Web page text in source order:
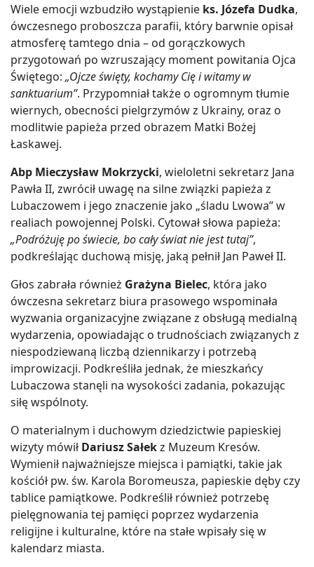
Wiele emocji wzbudziło wystąpienie ks. Józefa Dudka,
ówczesnego proboszcza parafii, który barwnie opisał
atmosferę tamtego dnia – od gorączkowych
przygotowań po wzruszający moment powitania Ojca
Świętego: „Ojcze święty, kochamy Cię i witamy w
sanktuarium”. Przypomniał także o ogromnym tłumie
wiernych, obecności pielgrzymów z Ukrainy, oraz o
modlitwie papieża przed obrazem Matki Bożej
Łaskawej.
Abp Mieczysław Mokrzycki, wieloletni sekretarz Jana
Pawła II, zwrócił uwagę na silne związki papieża z
Lubaczowem i jego znaczenie jako „śladu Lwowa” w
realiach powojennej Polski. Cytował słowa papieża:
„Podróżuję po świecie, bo cały świat nie jest tutaj”,
podkreślając duchową misję, jaką pełnił Jan Paweł II.
Głos zabrała również Grażyna Bielec, która jako
ówczesna sekretarz biura prasowego wspominała
wyzwania organizacyjne związane z obsługą medialną
wydarzenia, opowiadając o trudnościach związanych z
niespodziewaną liczbą dziennikarzy i potrzebą
improwizacji. Podkreśliła jednak, że mieszkańcy
Lubaczowa stanęli na wysokości zadania, pokazując
siłę wspólnoty.
O materialnym i duchowym dziedzictwie papieskiej
wizyty mówił Dariusz Sałekz Muzeum Kresów.
Wymienił najważniejsze miejsca i pamiątki, takie jak
kościół pw. św. Karola Boromeusza, papieskie dęby czy
tablice pamiątkowe. Podkreślił również potrzebę
pielęgnowania tej pamięci poprzez wydarzenia
religijne i kulturalne, które na stałe wpisały się w
kalendarz miasta.